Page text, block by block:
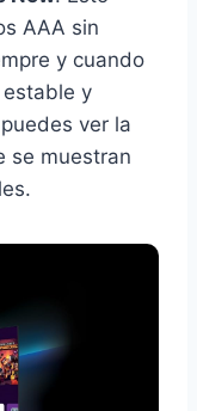
AAA sin
y cuando
y
ver la
se muestran